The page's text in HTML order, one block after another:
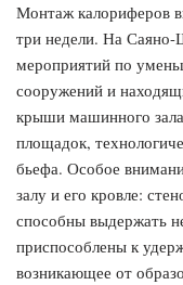
Монтаж калориферов
три недели. На
мероприятий по
сооружений и
крыши машинного
площадок,
бьефа. Особое
залу и его кровле:
способны выдержать
приспособлены к
возникающее от